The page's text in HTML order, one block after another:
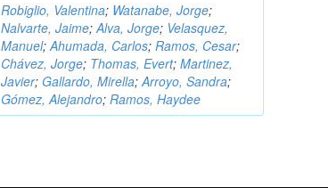
Robiglio, Valentina; Watanabe, Jorge;
Nalvarte, Jaime;Alva, Jorge; Velasquez,
Manuel;Ahumada, Carlos;Ramos, Cesar;
Chávez, Jorge; Thomas, Evert;Martinez,
Javier; Gallardo, Mirella;Arroyo, Sandra;
Gómez, Alejandro;Ramos, Haydee